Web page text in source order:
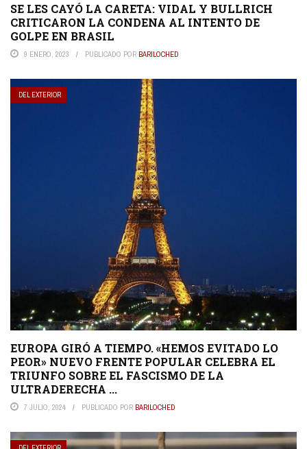
SE LES CAYÓ LA CARETA: VIDAL Y BULLRICH
CRITICARON LA CONDENA AL INTENTO DE
GOLPE EN BRASIL
9 ENERO, 2023 PUBLICADO POR BARILOCHED
DEL EXTERIOR
EUROPA GIRÓ A TIEMPO. «HEMOS EVITADO LO
PEOR» NUEVO FRENTE POPULAR CELEBRA EL
TRIUNFO SOBRE EL FASCISMO DE LA
ULTRADERECHA ...
7 JULIO, 2024 PUBLICADO POR BARILOCHED